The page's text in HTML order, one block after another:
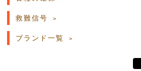
救難信号
ブランド一覧